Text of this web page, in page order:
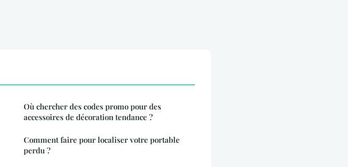
Où chercher des codes promo pour des
accessoires de décoration tendance ?
Comment faire pour localiser votre portable
perdu ?